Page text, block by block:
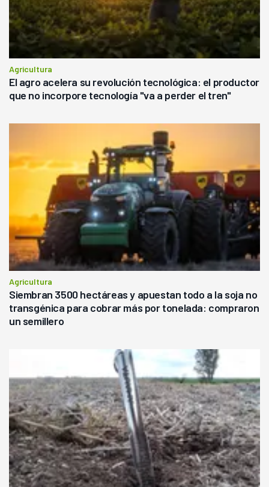
Agricultura
El agro acelera su revolución tecnológica: el productor
que no incorpore tecnología "va a perder el tren"
Agricultura
Siembran 3500 hectáreas y apuestan todo a la soja no
transgénica para cobrar más por tonelada: compraron
un semillero